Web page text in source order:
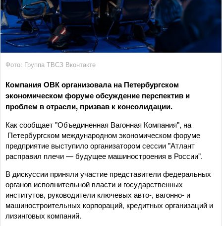
Фото: Группа ТВСЗ Вконтакте
Компания ОВК организовала на Петербургском
экономическом форуме обсуждение перспектив и
проблем в отрасли, призвав к консолидации.
Как сообщает "Объединенная Вагонная Компания", на
Петербургском международном экономическом форуме
предприятие выступило организатором сессии "Атлант
расправил плечи — будущее машиностроения в России".
В дискуссии приняли участие представители федеральных
органов исполнительной власти и государственных
институтов, руководители ключевых авто-, вагонно- и
машиностроительных корпораций, кредитных организаций и
лизинговых компаний.